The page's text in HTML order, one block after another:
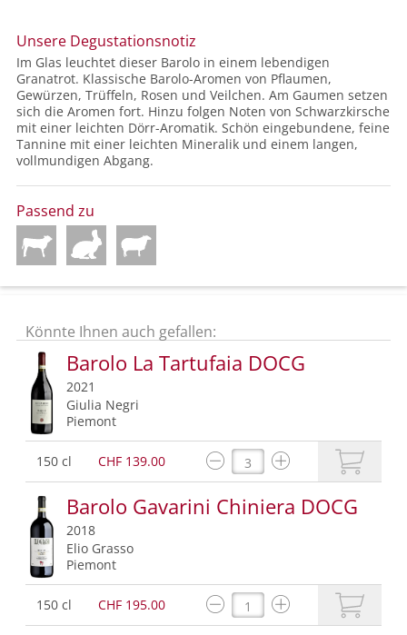
Unsere Degustationsnotiz
Im Glas leuchtet dieser Barolo in einem lebendigen
Granatrot. Klassische Barolo-Aromen von Pflaumen,
Gewürzen, Trüffeln, Rosen und Veilchen. Am Gaumen setzen
sich die Aromen fort. Hinzu folgen Noten von Schwarzkirsche
mit einer leichten Dörr-Aromatik. Schön eingebundene, feine
Tannine mit einer leichten Mineralik und einem langen,
vollmundigen Abgang.
Passend zu
Könnte Ihnen auch gefallen:
Barolo La Tartufaia DOCG
2021
Giulia Negri
Piemont
150 cl CHF 139.00
Barolo Gavarini Chiniera DOCG
2018
Elio Grasso
Piemont
150 cl CHF 195.00